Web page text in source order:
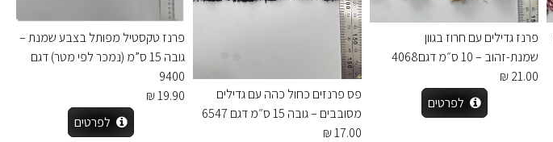
פרנז גדילים עם חרוז בגוון
שמנת-זהוב – 10 ס״מ דגם4068
21.00 ₪
לפרטים
פס פרנזים כחול כהה עם גדילים
מסובבים – גובה 15 ס״מ דגם 6547
17.00 ₪
פרנז טקסטיל מפותל בצבע שמנת –
גובה 15 ס”מ (נמכר לפי מטר) דגם
9400
19.90 ₪
לפרטים